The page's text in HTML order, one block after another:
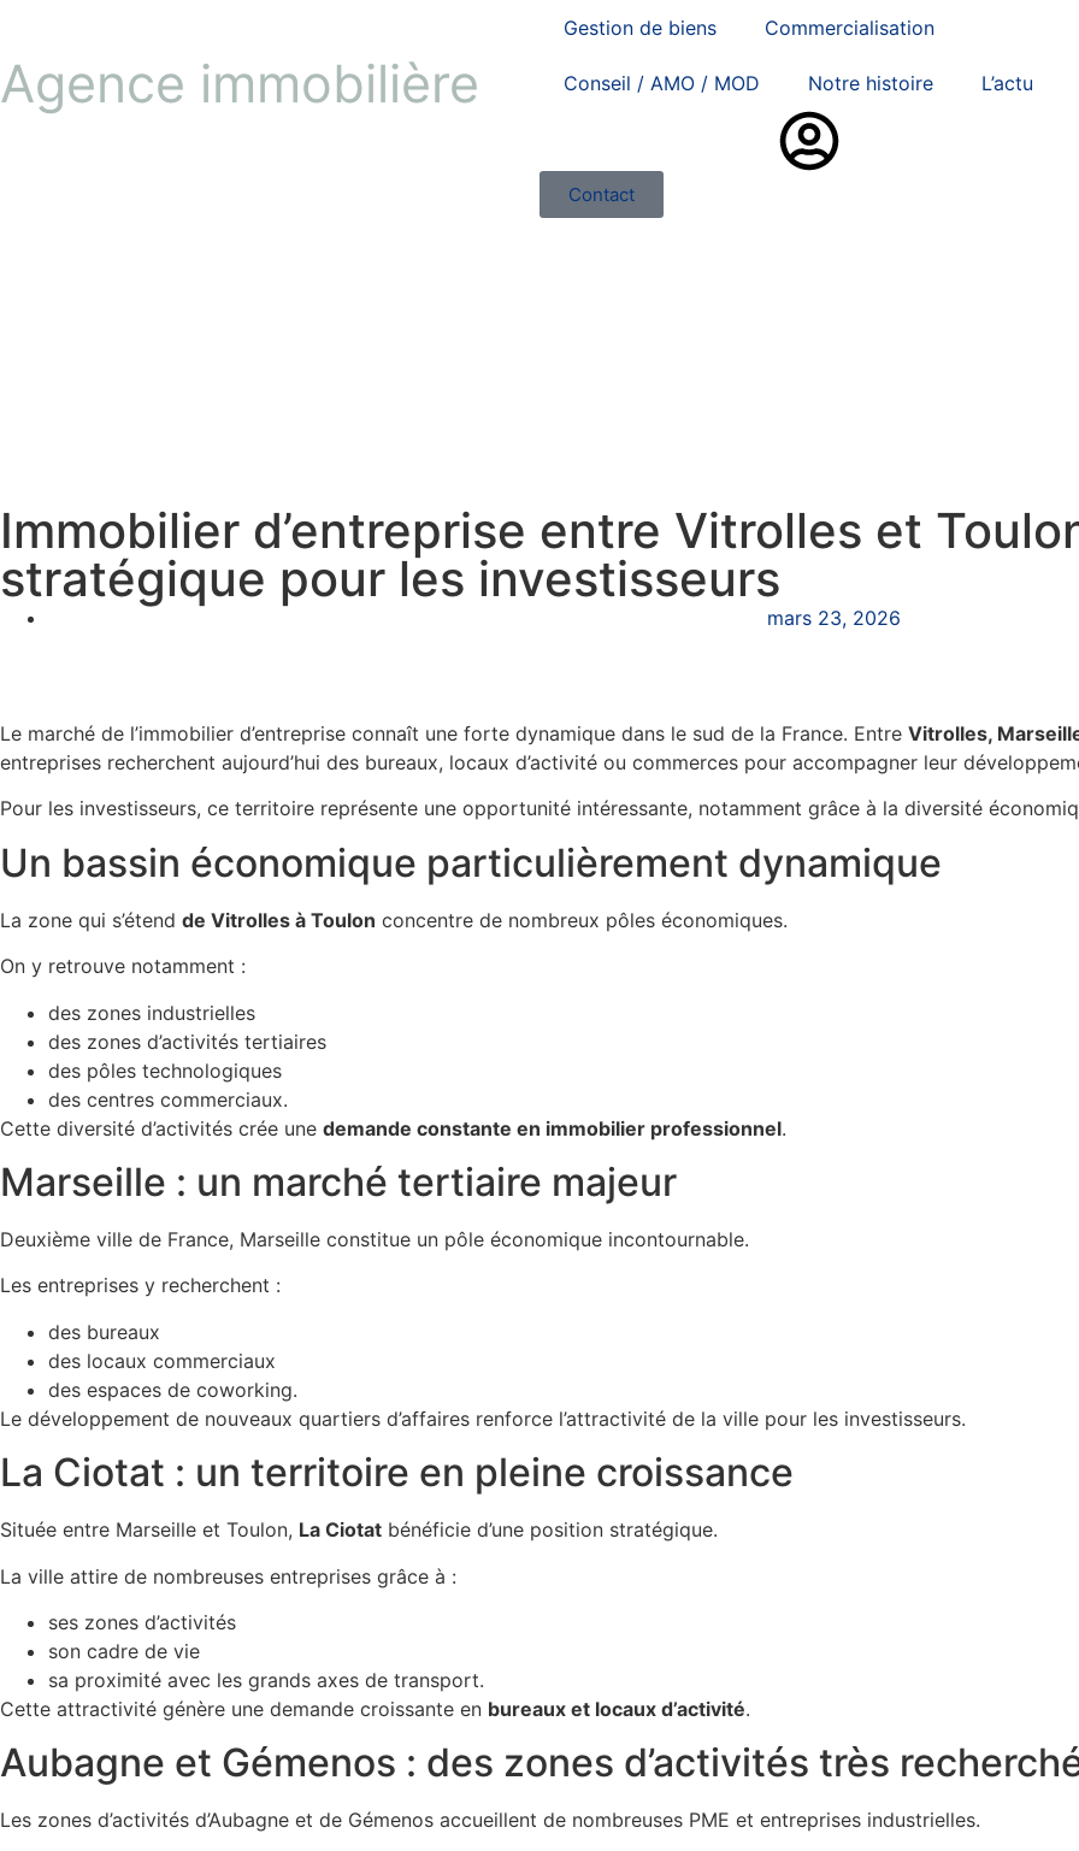
Agence immobilière
Gestion de biens Commercialisation
Conseil / AMO / MOD Notre histoire L’actu
Contact
Immobilier d’entreprise entre Vitrolles et
stratégique pour les investisseurs
mars 23, 2026
Le marché de l’immobilier d’entreprise connaît une forte dynamique dans le sud de la France. Entre Vitrolles,
entreprises recherchent aujourd’hui des bureaux, locaux d’activité ou commerces pour accompagner leur
Pour les investisseurs, ce territoire représente une opportunité intéressante, notamment grâce à la diversité
Un bassin économique particulièrement dynamique
La zone qui s’étend de Vitrolles à Toulon concentre de nombreux pôles économiques.
On y retrouve notamment :
des zones industrielles
des zones d’activités tertiaires
des pôles technologiques
des centres commerciaux.
Cette diversité d’activités crée une demande constante en immobilier professionnel.
Marseille : un marché tertiaire majeur
Deuxième ville de France, Marseille constitue un pôle économique incontournable.
Les entreprises y recherchent :
des bureaux
des locaux commerciaux
des espaces de coworking.
Le développement de nouveaux quartiers d’affaires renforce l’attractivité de la ville pour les investisseurs.
La Ciotat : un territoire en pleine croissance
Située entre Marseille et Toulon, La Ciotat bénéficie d’une position stratégique.
La ville attire de nombreuses entreprises grâce à :
ses zones d’activités
son cadre de vie
sa proximité avec les grands axes de transport.
Cette attractivité génère une demande croissante en bureaux et locaux d’activité.
Aubagne et Gémenos : des zones d’activités très
Les zones d’activités d’Aubagne et de Gémenos accueillent de nombreuses PME et entreprises industrielles.